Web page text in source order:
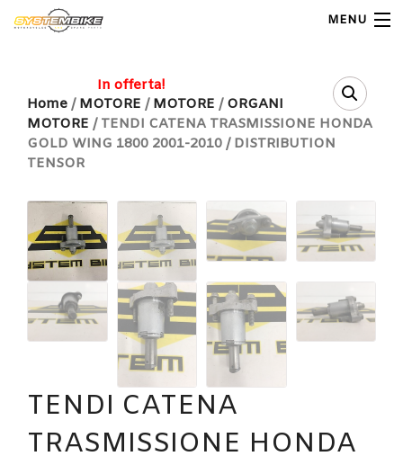
MENU
Home
Shop Moto
Shop Ricambi
Note Generali
Home / MOTORE / MOTORE / ORGANI
MOTORE / TENDI CATENA TRASMISSIONE HONDA
GOLD WING 1800 2001-2010 / DISTRIBUTION
TENSOR
In offerta!
TENDI CATENA
TRASMISSIONE HONDA